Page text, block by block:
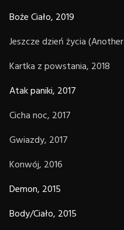
Boże Ciało, 2019
Jeszcze dzień życia
Kartka z powstania, 2018
Atak paniki, 2017
Cicha noc, 2017
Gwiazdy, 2017
Konwój, 2016
Demon, 2015
Body/Ciało, 2015